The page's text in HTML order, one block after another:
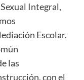
Integral,
Escolar.
las
con el